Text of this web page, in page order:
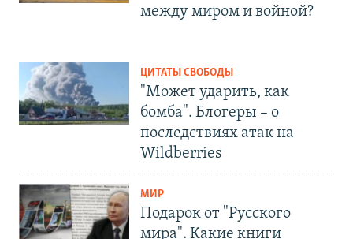
между миром и войной?
ЦИТАТЫ СВОБОДЫ
"Может ударить, как
бомба". Блогеры – о
последствиях атак на
Wildberries
МИР
Подарок от "Русского
мира". Какие книги